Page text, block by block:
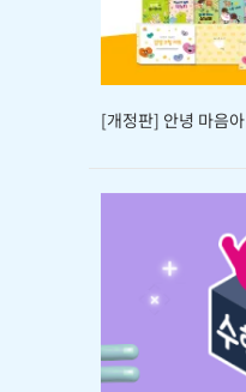
[개정판] 안녕 마음아